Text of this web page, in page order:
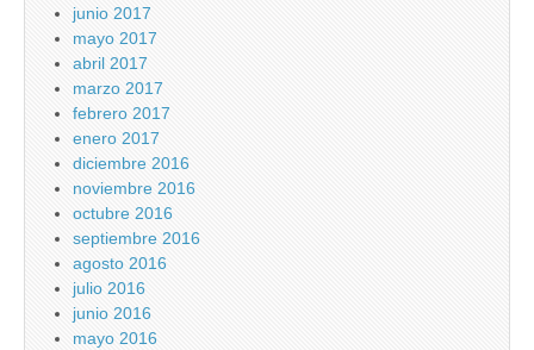
junio 2017
mayo 2017
abril 2017
marzo 2017
febrero 2017
enero 2017
diciembre 2016
noviembre 2016
octubre 2016
septiembre 2016
agosto 2016
julio 2016
junio 2016
mayo 2016